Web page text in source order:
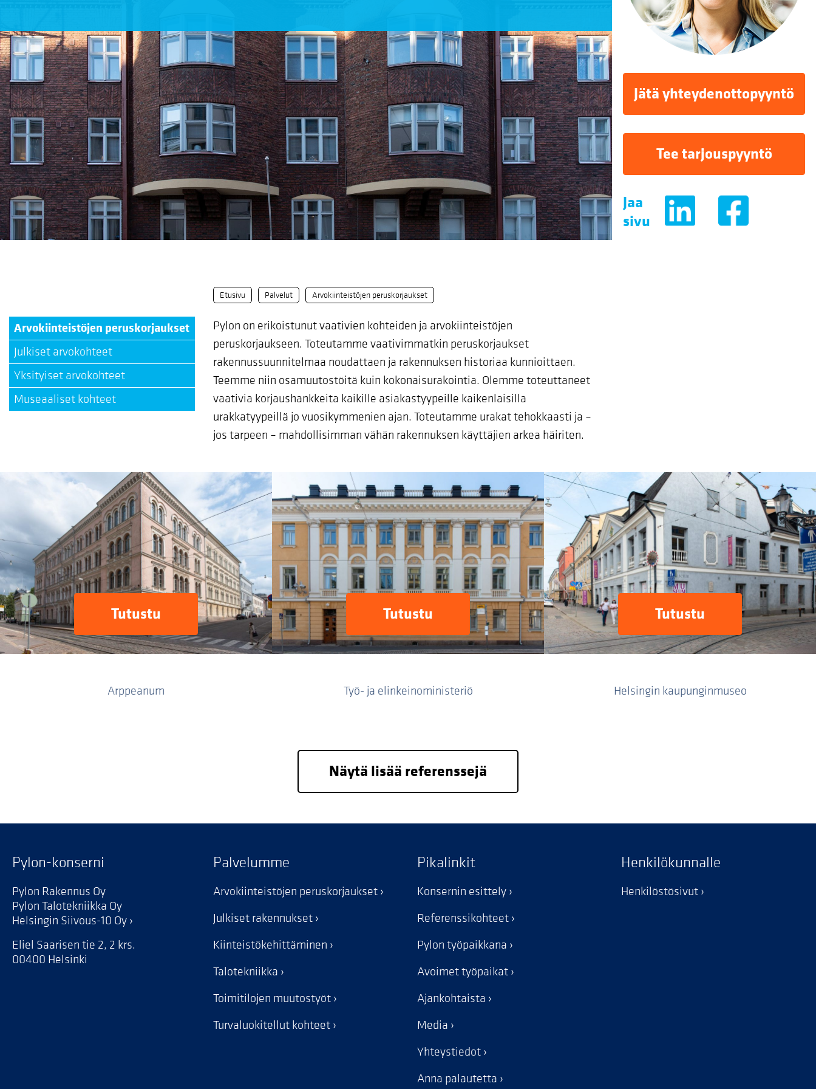
Jätä yhteydenottopyyntö
Tee tarjouspyyntö
Jaa
sivu
Etusivu Palvelut Arvokiinteistöjen peruskorjaukset
Arvokiinteistöjen peruskorjaukset
Julkiset arvokohteet
Yksityiset arvokohteet
Museaaliset kohteet
Pylon on erikoistunut vaativien kohteiden ja arvokiinteistöjen
peruskorjaukseen. Toteutamme vaativimmatkin peruskorjaukset
rakennussuunnitelmaa noudattaen ja rakennuksen historiaa kunnioittaen.
Teemme niin osamuutostöitä kuin kokonaisurakointia. Olemme toteuttaneet
vaativia korjaushankkeita kaikille asiakastyypeille kaikenlaisilla
urakkatyypeillä jo vuosikymmenien ajan. Toteutamme urakat tehokkaasti ja –
jos tarpeen – mahdollisimman vähän rakennuksen käyttäjien arkea häiriten.
Tutustu
Arppeanum
Tutustu
Työ- ja elinkeinoministeriö
Tutustu
Helsingin kaupunginmuseo
Näytä lisää referenssejä
Pylon-konserni
Pylon Rakennus Oy
Pylon Talotekniikka Oy
Helsingin Siivous-10 Oy
Eliel Saarisen tie 2, 2 krs.
00400 Helsinki
Palvelumme
Arvokiinteistöjen peruskorjaukset
Julkiset rakennukset
Kiinteistökehittäminen
Talotekniikka
Toimitilojen muutostyöt
Turvaluokitellut kohteet
Pikalinkit
Konsernin esittely
Referenssikohteet
Pylon työpaikkana
Avoimet työpaikat
Ajankohtaista
Media
Yhteystiedot
Anna palautetta
Henkilökunnalle
Henkilöstösivut